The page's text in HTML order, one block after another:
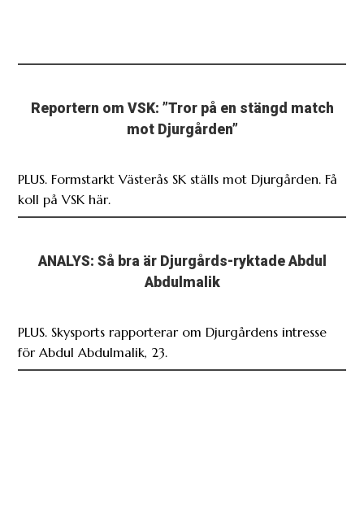
Reportern om VSK: ”Tror på en stängd match
mot Djurgården”
PLUS. Formstarkt Västerås SK ställs mot Djurgården. Få
koll på VSK här.
ANALYS: Så bra är Djurgårds-ryktade Abdul
Abdulmalik
PLUS. Skysports rapporterar om Djurgårdens intresse
för Abdul Abdulmalik, 23.